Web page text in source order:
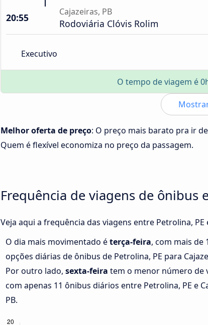
20:55 Cajazeiras, PB
Rodoviária Clóvis Rolim
Executivo
O tempo de viagem é
Melhor oferta de preço: O preço mais barato pra ir
Quem é flexível economiza no preço da passagem.
Frequência de viagens de ônibus
Veja aqui a frequência das viagens entre Petrolina,
O dia mais movimentado éterça-feira, com mais de
opções diárias de ônibus de Petrolina, PE para
Por outro lado, sexta-feira tem o menor número de
com apenas 11 ônibus diários entre Petrolina, PE e
PB.